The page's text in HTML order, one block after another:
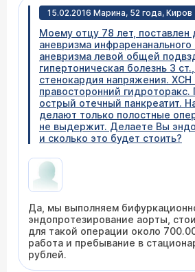
15.02.2016 Марина, 52 года, Киров
Моему отцу 78 лет, поставлен
аневризма инфраренанального
аневризма левой общей
гипертоническая болезнь 3
стенокардия напряжения. ХСН
правосторонний гидроторакс.
острый отечный панкреатит.
делают только полостные
не выдержит. Делаете Вы
и сколько это будет стоить?
Да, мы выполняем
эндопротезирование аорты,
для такой операции около
работа и пребывание в
рублей.